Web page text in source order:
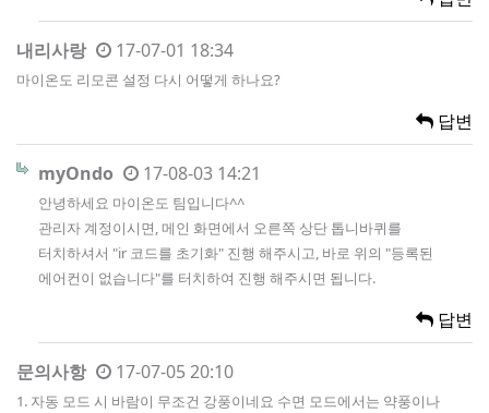
내리사랑 17-07-01 18:34
마이온도 리모콘 설정 다시 어떻게 하나요?
답변
myOndo 17-08-03 14:21
안녕하세요 마이온도 팀입니다^^
관리자 계정이시면, 메인 화면에서 오른쪽 상단 톱니바퀴를
터치하셔서 "ir 코드를 초기화" 진행 해주시고, 바로 위의 "등록된
에어컨이 없습니다"를 터치하여 진행 해주시면 됩니다.
답변
문의사항 17-07-05 20:10
1. 자동 모드 시 바람이 무조건 강풍이네요 수면 모드에서는 약풍이나